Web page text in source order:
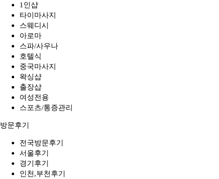
1인샵
타이마사지
스웨디시
아로마
스파/사우나
호텔식
중국마사지
왁싱샵
출장샵
여성전용
스포츠/통증관리
방문후기
전국방문후기
서울후기
경기후기
인천,부천후기